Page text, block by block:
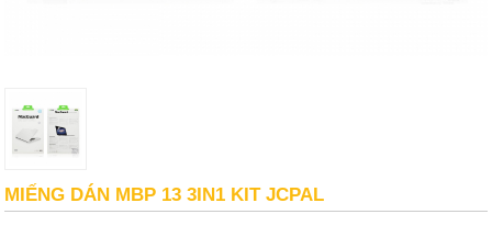
MIẾNG DÁN MBP 13 3IN1 KIT JCPAL